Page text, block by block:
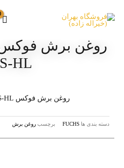
S-HL
روغن برش فوکس ECOCOOL S-HL
دسته بندی ها FUCHS برچسب روغن برش